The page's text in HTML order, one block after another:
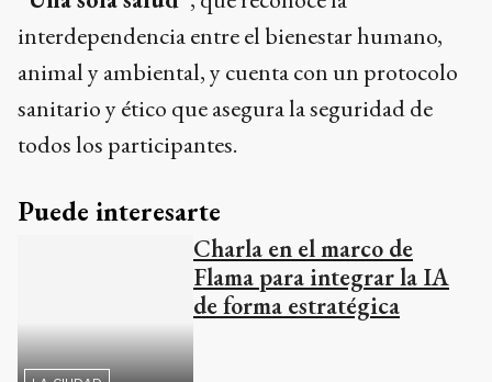
interdependencia entre el bienestar humano,
animal y ambiental, y cuenta con un protocolo
sanitario y ético que asegura la seguridad de
todos los participantes.
Puede interesarte
Charla en el marco de
Flama para integrar la IA
de forma estratégica